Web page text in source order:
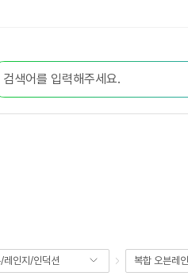
레인지/인덕션 복합 오븐레